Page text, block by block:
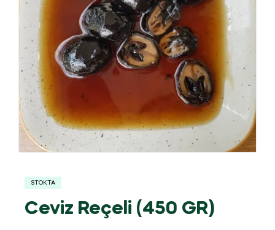
STOKTA
Ceviz Reçeli (450 GR)